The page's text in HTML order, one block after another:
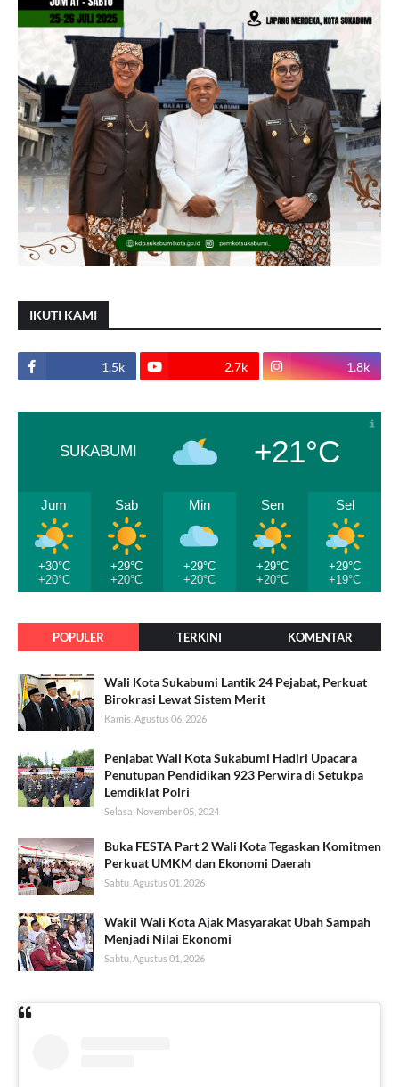
IKUTI KAMI
1.5k 2.7k 1.8k
SUKABUMI +21°C
Jum
+30°C
+20°C
Sab
+29°C
+20°C
Min
+29°C
+20°C
Sen
+29°C
+20°C
Sel
+29°C
+19°C
POPULER TERKINI KOMENTAR
Wali Kota Sukabumi Lantik 24 Pejabat, Perkuat
Birokrasi Lewat Sistem Merit
Kamis, Agustus 06, 2026
Penjabat Wali Kota Sukabumi Hadiri Upacara
Penutupan Pendidikan 923 Perwira di Setukpa
Lemdiklat Polri
Selasa, November 05, 2024
Buka FESTA Part 2 Wali Kota Tegaskan Komitmen
Perkuat UMKM dan Ekonomi Daerah
Sabtu, Agustus 01, 2026
Wakil Wali Kota Ajak Masyarakat Ubah Sampah
Menjadi Nilai Ekonomi
Sabtu, Agustus 01, 2026